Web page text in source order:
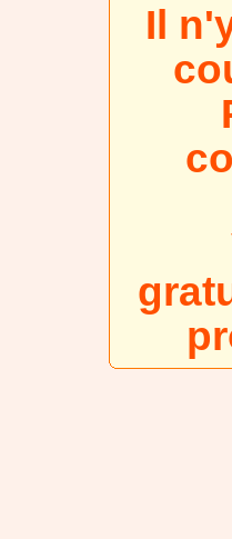
Il